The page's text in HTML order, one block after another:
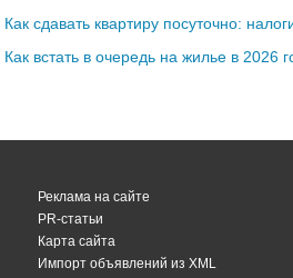
Как сдавать квартиру посуточно:
Как встать в очередь на жилье в 2026
Реклама на сайте
PR-статьи
Карта сайта
Импорт объявлений из XML